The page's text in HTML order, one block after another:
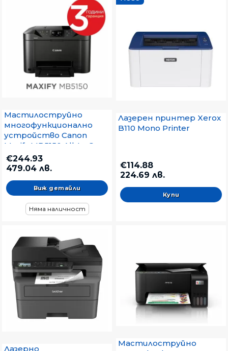
Мастилоструйно
многофункционално
устройство Canon
Maxify MB5150 All-In-One,
Fax, Black
€244.93
479.04 лв.
Виж детайли
Няма наличност
Лазерен принтер Xerox
B110 Mono Printer
€114.88
224.69 лв.
Лазерно
Мастилоструйно